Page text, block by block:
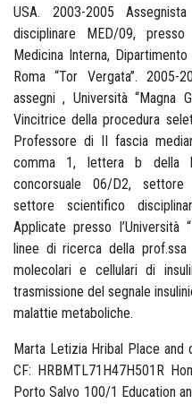
USA. 2003-2005
disciplinare MED/09,
Medicina Interna,
Roma “Tor Vergata”.
assegni , Università “Magna
Vincitrice della procedura
Professore di II fascia
comma 1, lettera b della
concorsuale 06/D2,
settore scientifico
Applicate presso l’Università
linee di ricerca della prof.ssa
molecolari e cellulari di
trasmissione del segnale
malattie metaboliche.
Marta Letizia Hribal Place and
CF: HRBMTL71H47H501R
Porto Salvo 100/1 Education